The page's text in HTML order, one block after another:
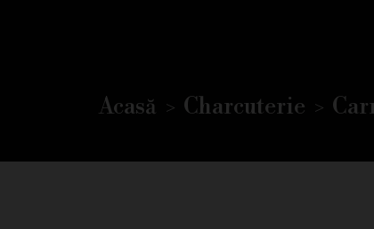
Acasă Charcuterie